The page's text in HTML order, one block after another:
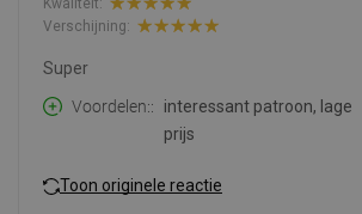
Kwaliteit:
Verschijning:
Super
Voordelen:
interessant patroon, lage
prijs
Toon originele reactie